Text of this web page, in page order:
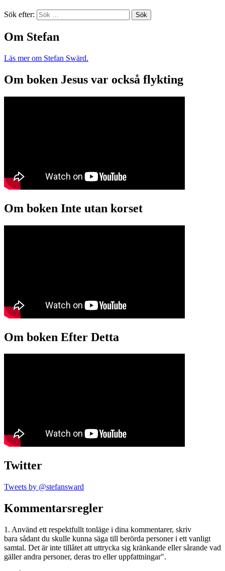
Sök efter:
Om Stefan
Läs mer om Stefan Swärd.
Om boken Jesus var också flykting
Om boken Inte utan korset
Om boken Efter Detta
Twitter
Tweets by @stefansward
Kommentarsregler
1. Använd ett respektfullt tonläge i dina kommentarer, skriv
bara sådant du skulle kunna säga till berörda personer i ett vanligt
samtal. Det är inte tillåtet att uttrycka sig kränkande eller sårande vad
gäller andra personer, deras tro eller uppfattningar".